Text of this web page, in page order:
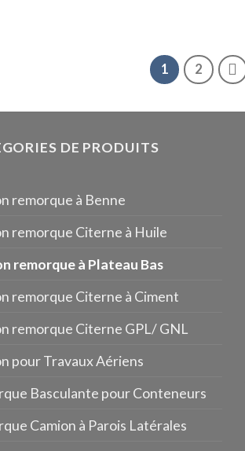
1 2
DE PRODUITS
remorque à Benne
remorque Citerne à Huile
remorque à Plateau Bas
remorque Citerne à Ciment
remorque Citerne GPL/ GNL
pour Travaux Aériens
Basculante pour Conteneurs
Camion à Parois Latérales